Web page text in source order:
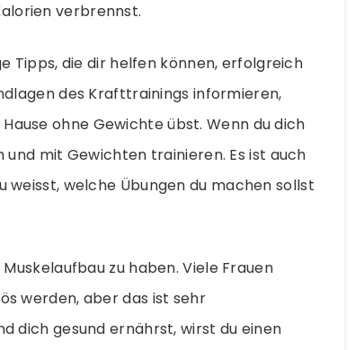
verbrennst.
Tipps, die dir helfen können, erfolgreich
des Krafttrainings informieren,
ohne Gewichte übst. Wenn du dich
mit Gewichten trainieren. Es ist auch
weisst, welche Übungen du machen sollst
zu haben. Viele Frauen
werden, aber das ist sehr
dich gesund ernährst, wirst du einen